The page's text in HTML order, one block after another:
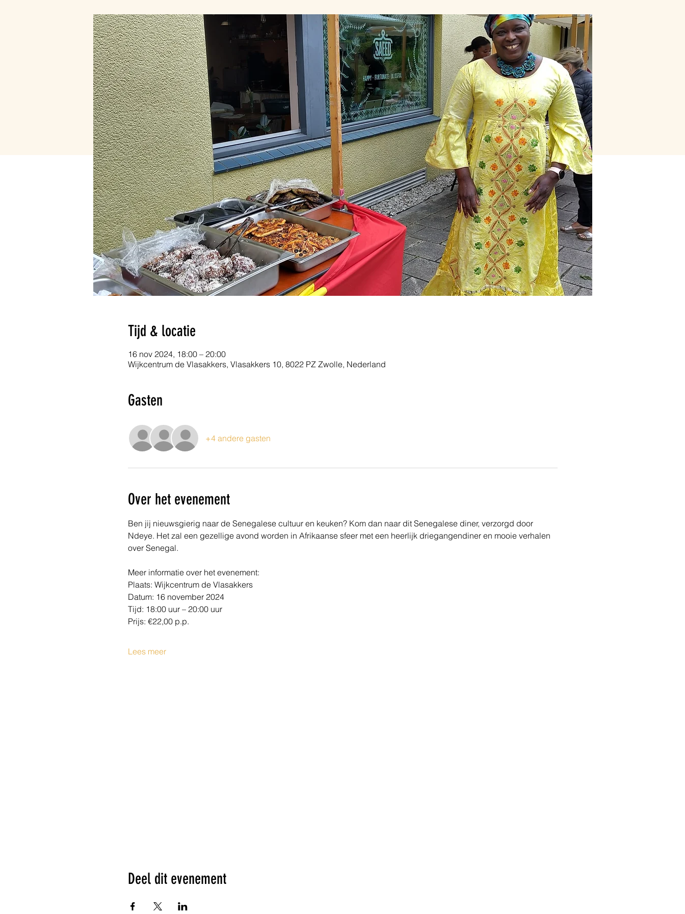
Tijd & locatie
16 nov 2024, 18:00 – 20:00
Wijkcentrum de Vlasakkers, Vlasakkers 10, 8022 PZ Zwolle, Nederland
Gasten
+4 andere gasten
Over het evenement
Ben jij nieuwsgierig naar de Senegalese cultuur en keuken? Kom dan naar dit Senegalese diner, verzorgd door
Ndeye. Het zal een gezellige avond worden in Afrikaanse sfeer met een heerlijk driegangendiner en mooie verhalen
over Senegal.
Meer informatie over het evenement:
Plaats: Wijkcentrum de Vlasakkers
Datum: 16 november 2024
Tijd: 18:00 uur – 20:00 uur
Prijs: €22,00 p.p.
Lees meer
Deel dit evenement